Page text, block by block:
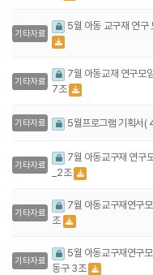
기타자료
5월 아동 교구재 연구
기타자료
7월 아동교재 연구모
7조
기타자료 5월프로그램 기획서(
기타자료
7월 아동교구재 연구
_2조
기타자료
7월 아동교구재연구
조
기타자료
5월 아동교구재연구모
동구 3조